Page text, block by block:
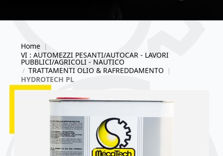
Home |
VI : AUTOMEZZI PESANTI/AUTOCAR - LAVORI
PUBBLICI/AGRICOLI - NAUTICO
/ TRATTAMENTI OLIO & RAFREDDAMENTO |
HYDROTECH PL